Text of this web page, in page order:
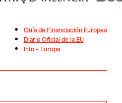
Guía de Financiación Europea
Diario Oficial de la EU
Info – Europa